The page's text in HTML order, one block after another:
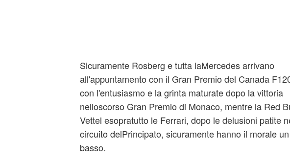
Sicuramente Rosberg e tutta laMercedes arrivano
all'appuntamento con il Gran Premio del Canada
con l'entusiasmo e la grinta maturate dopo la vittoria
nelloscorso Gran Premio di Monaco, mentre la Red
Vettel esopratutto le Ferrari, dopo le delusioni patite
circuito delPrincipato, sicuramente hanno il morale
basso.